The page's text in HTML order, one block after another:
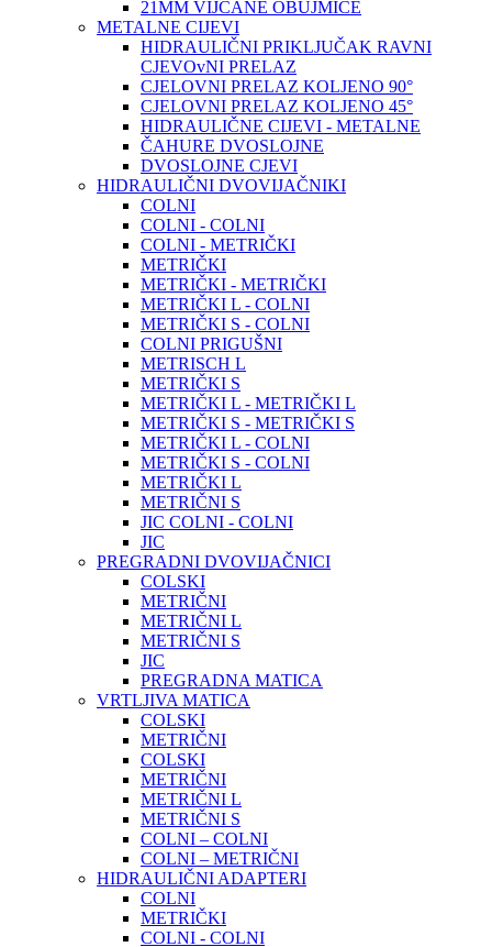
21MM VIJČANE OBUJMICE
METALNE CIJEVI
HIDRAULIČNI PRIKLJUČAK RAVNI
CJEVOvNI PRELAZ
CJELOVNI PRELAZ KOLJENO 90°
CJELOVNI PRELAZ KOLJENO 45°
HIDRAULIČNE CIJEVI - METALNE
ČAHURE DVOSLOJNE
DVOSLOJNE CJEVI
HIDRAULIČNI DVOVIJAČNIKI
COLNI
COLNI - COLNI
COLNI - METRIČKI
METRIČKI
METRIČKI - METRIČKI
METRIČKI L - COLNI
METRIČKI S - COLNI
COLNI PRIGUŠNI
METRISCH L
METRIČKI S
METRIČKI L - METRIČKI L
METRIČKI S - METRIČKI S
METRIČKI L - COLNI
METRIČKI S - COLNI
METRIČKI L
METRIČNI S
JIC COLNI - COLNI
JIC
PREGRADNI DVOVIJAČNICI
COLSKI
METRIČNI
METRIČNI L
METRIČNI S
JIC
PREGRADNA MATICA
VRTLJIVA MATICA
COLSKI
METRIČNI
COLSKI
METRIČNI
METRIČNI L
METRIČNI S
COLNI – COLNI
COLNI – METRIČNI
HIDRAULIČNI ADAPTERI
COLNI
METRIČKI
COLNI - COLNI